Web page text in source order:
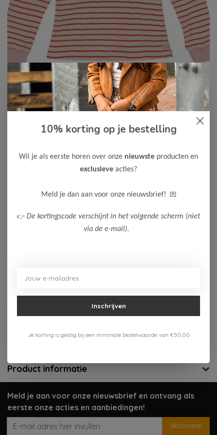
Daily7 -50%
14,98 29,95
Maak een keuze:
Aan verlanglijst toevoegen
Gratis verzenden vanaf 75,-
Verzenden 1-3 werkdagen
Product informatie
Meld je aan voor onze nieuwsbrief en ontvang als
eerste onze acties en aanbiedingen!
Abonneer
10% korting op je bestelling
Wil je als eerste horen over onze nieuwste producten en
exclusieve acties?
Meld je dan aan voor onze nieuwsbrief! 💌
👉 De kortingscode verschijnt in het volgende scherm (niet
via de e-mail).
Inschrijven
Je korting is geldig bij een minimale bestelwaarde van €50,00